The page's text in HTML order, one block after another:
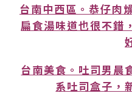
台南中西區。恭仔肉
扁食湯味道也很不錯
台南美食。吐司男晨
系吐司盒子，